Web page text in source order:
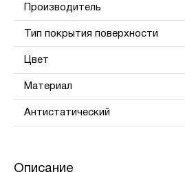
Производитель
Тип покрытия поверхности
Цвет
Материал
Антистатический
Описание